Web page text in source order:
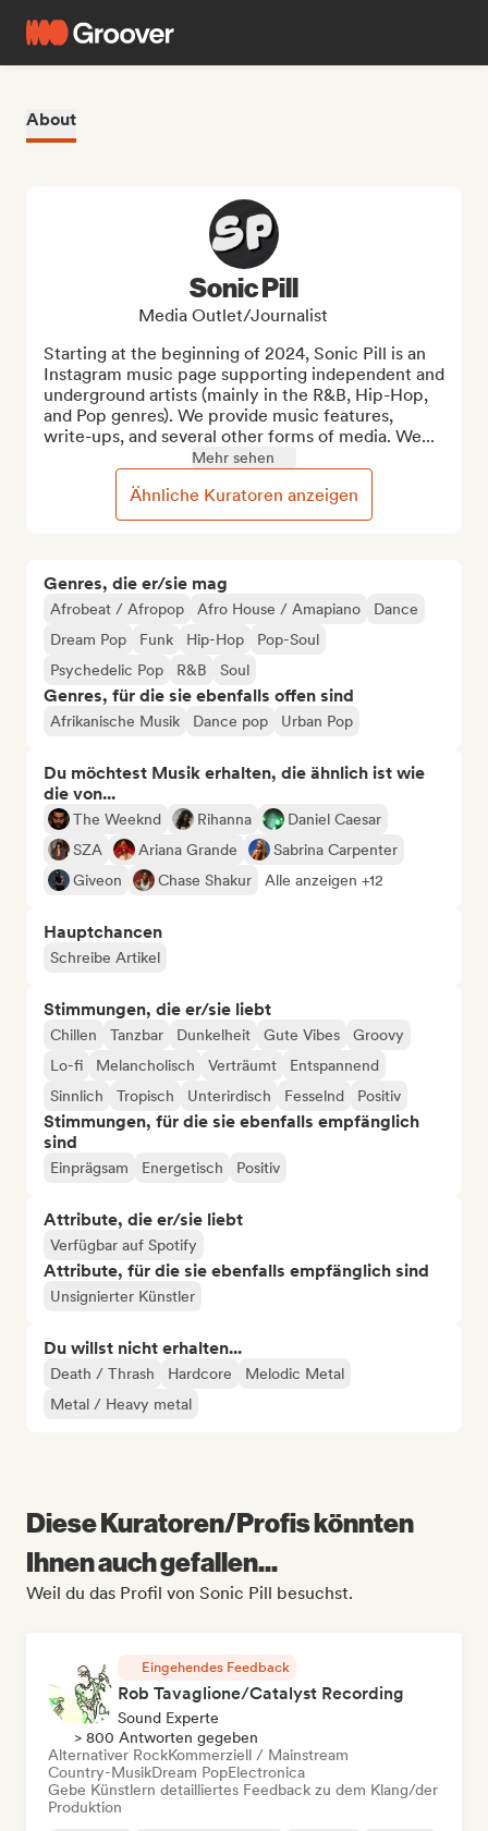
About
Genres, die er/sie mag
Afrobeat / Afropop Afro House / Amapiano
Dance
Dream Pop
Funk Hip-Hop
Pop-Soul
Psychedelic Pop
R&B Soul
Genres, für die sie ebenfalls offen sind
Afrikanische Musik Dance pop Urban Pop
Du möchtest Musik erhalten, die ähnlich ist wie
die von...
The Weeknd Rihanna
Daniel Caesar
SZA
Ariana Grande
Sabrina Carpenter
Giveon
Chase Shakur Alle anzeigen +12
Hauptchancen
Schreibe Artikel
Stimmungen, die er/sie liebt
Chillen Tanzbar Dunkelheit Gute Vibes
Groovy
Lo-fi
Melancholisch Verträumt
Entspannend
Sinnlich
Tropisch Unterirdisch Fesselnd Positiv
Stimmungen, für die sie ebenfalls empfänglich
sind
Einprägsam Energetisch Positiv
Attribute, die er/sie liebt
Verfügbar auf Spotify
Attribute, für die sie ebenfalls empfänglich sind
Unsignierter Künstler
Du willst nicht erhalten...
Death / Thrash Hardcore
Melodic Metal
Metal / Heavy metal
Sonic Pill
Media Outlet/Journalist
Starting at the beginning of 2024, Sonic Pill is an
Instagram music page supporting independent and
underground artists (mainly in the R&B, Hip-Hop,
and Pop genres). We provide music features,
write-ups, and several other forms of media. We...
Mehr sehen
Ähnliche Kuratoren anzeigen
Diese Kuratoren/Profis könnten
Ihnen auch gefallen...
Weil du das Profil von Sonic Pill besuchst.
Eingehendes Feedback
Rob Tavaglione/Catalyst Recording
Sound Experte
> 800 Antworten gegeben
Alternativer RockKommerziell / Mainstream
Country-MusikDream PopElectronica
Gebe Künstlern detailliertes Feedback zu dem Klang/der
Produktion